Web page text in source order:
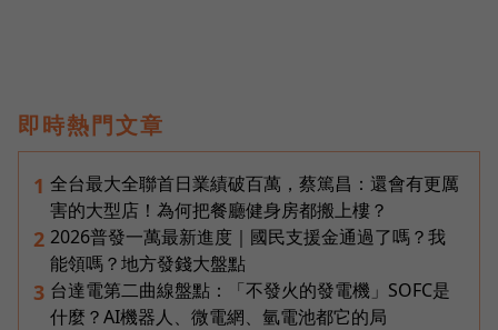
即時熱門文章
1 全台最大全聯首日業績破百萬，蔡篤昌：還會有更厲
害的大型店！為何把餐廳健身房都搬上樓？
2 2026普發一萬最新進度｜國民支援金通過了嗎？我
能領嗎？地方發錢大盤點
3 台達電第二曲線盤點：「不發火的發電機」SOFC是
什麼？AI機器人、微電網、氫電池都它的局